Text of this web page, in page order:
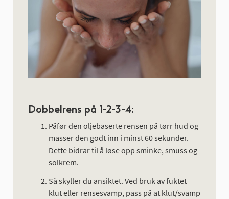
Dobbelrens på 1-2-3-4:
Påfør den oljebaserte rensen på tørr hud og
masser den godt inn i minst 60 sekunder.
Dette bidrar til å løse opp sminke, smuss og
solkrem.
Så skyller du ansiktet. Ved bruk av fuktet
klut eller rensesvamp, pass på at klut/svamp